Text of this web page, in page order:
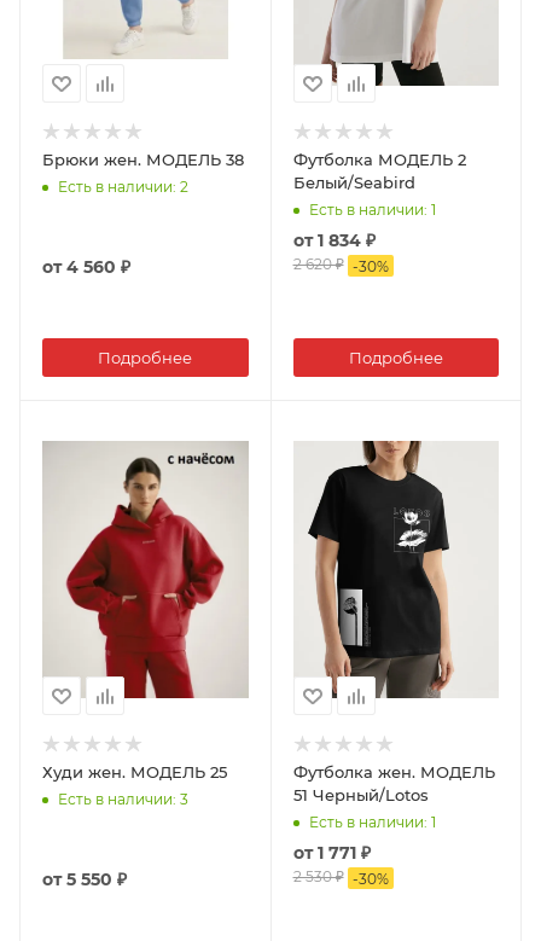
Брюки жен. МОДЕЛЬ 38
Есть в наличии: 2
от4 560 ₽
Подробнее
Футболка МОДЕЛЬ 2
Белый/Seabird
Есть в наличии: 1
от1 834 ₽
2 620 ₽ -30%
Подробнее
Худи жен. МОДЕЛЬ 25
Есть в наличии: 3
от5 550 ₽
Футболка жен. МОДЕЛЬ
51 Черный/Lotos
Есть в наличии: 1
от1 771 ₽
2 530 ₽ -30%